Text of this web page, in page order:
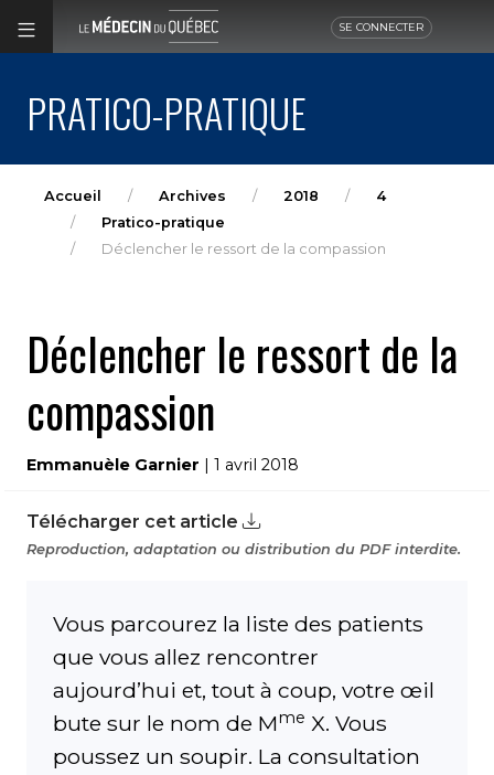
SE CONNECTER
PRATICO-PRATIQUE
Accueil Archives 2018
4
Pratico-pratique
Déclencher le ressort de la compassion
Déclencher le ressort de la
compassion
Emmanuèle Garnier | 1 avril 2018
Télécharger cet article
Reproduction, adaptation ou distribution du PDF interdite.
Vous parcourez la liste des patients
que vous allez rencontrer
aujourd’hui et, tout à coup, votre œil
bute sur le nom de Mme X. Vous
poussez un soupir. La consultation